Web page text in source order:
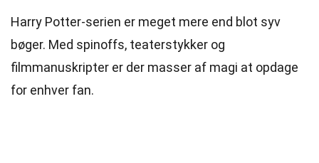
Harry Potter-serien er meget mere end blot syv
bøger. Med spinoffs, teaterstykker og
filmmanuskripter er der masser af magi at opdage
for enhver fan.